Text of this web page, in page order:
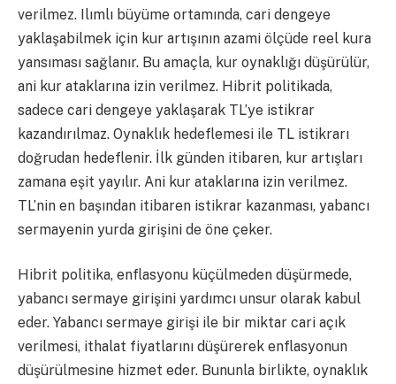
verilmez. Ilımlı büyüme ortamında, cari dengeye
yaklaşabilmek için kur artışının azami ölçüde reel kura
yansıması sağlanır. Bu amaçla, kur oynaklığı düşürülür,
ani kur ataklarına izin verilmez. Hibrit politikada,
sadece cari dengeye yaklaşarak TL’ye istikrar
kazandırılmaz. Oynaklık hedeflemesi ile TL istikrarı
doğrudan hedeflenir. İlk günden itibaren, kur artışları
zamana eşit yayılır. Ani kur ataklarına izin verilmez.
TL’nin en başından itibaren istikrar kazanması, yabancı
sermayenin yurda girişini de öne çeker.
Hibrit politika, enflasyonu küçülmeden düşürmede,
yabancı sermaye girişini yardımcı unsur olarak kabul
eder. Yabancı sermaye girişi ile bir miktar cari açık
verilmesi, ithalat fiyatlarını düşürerek enflasyonun
düşürülmesine hizmet eder. Bununla birlikte, oynaklık